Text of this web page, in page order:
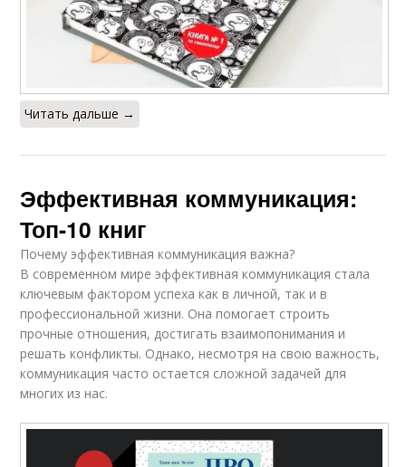
Читать дальше →
Эффективная коммуникация:
Топ-10 книг
Почему эффективная коммуникация важна?
В современном мире эффективная коммуникация стала
ключевым фактором успеха как в личной, так и в
профессиональной жизни. Она помогает строить
прочные отношения, достигать взаимопонимания и
решать конфликты. Однако, несмотря на свою важность,
коммуникация часто остается сложной задачей для
многих из нас.